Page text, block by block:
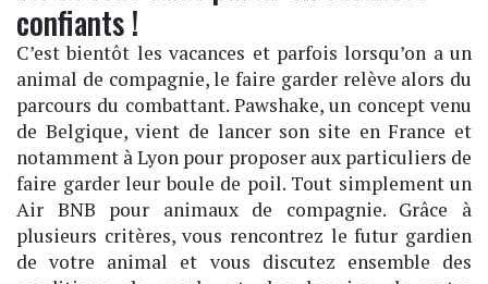
confiants !
C’est bientôt les vacances et parfois lorsqu’on a un
animal de compagnie, le faire garder relève alors du
parcours du combattant. Pawshake, un concept venu
de Belgique, vient de lancer son site en France et
notamment à Lyon pour proposer aux particuliers de
faire garder leur boule de poil. Tout simplement un
Air BNB pour animaux de compagnie. Grâce à
plusieurs critères, vous rencontrez le futur gardien
de votre animal et vous discutez ensemble des